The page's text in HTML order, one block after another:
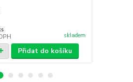
skladem
Přidat do košíku